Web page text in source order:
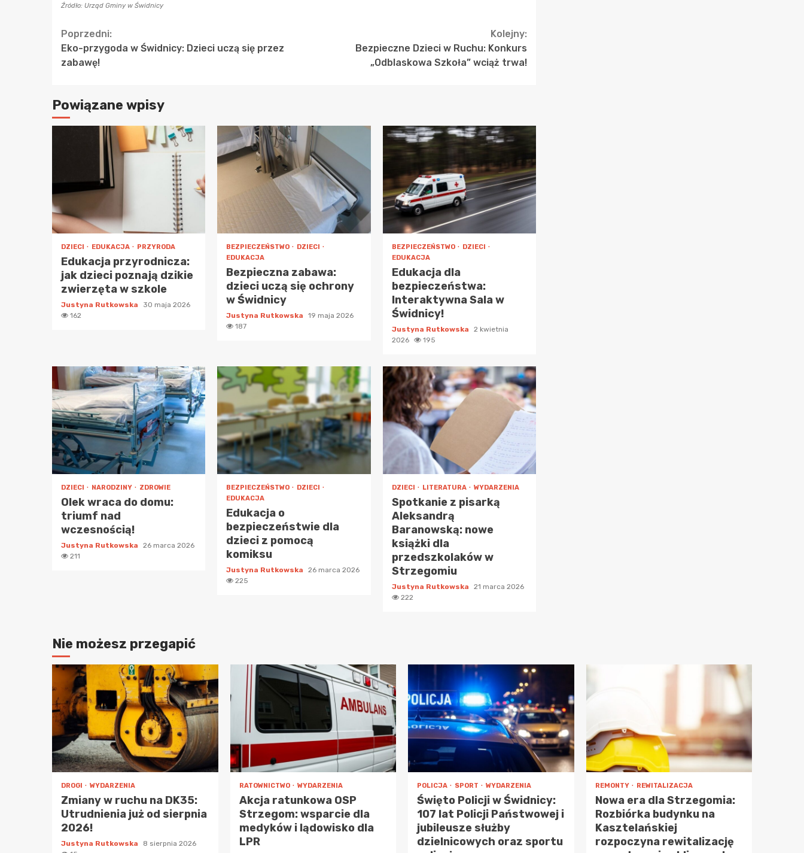
Źródło: Urząd Gminy w Świdnicy
Continue
Reading
Poprzedni:
Eko-przygoda w Świdnicy: Dzieci uczą się przez
zabawę!
Kolejny:
Bezpieczne Dzieci w Ruchu: Konkurs
„Odblaskowa Szkoła” wciąż trwa!
Powiązane wpisy
DZIECI EDUKACJA PRZYRODA
Edukacja przyrodnicza:
jak dzieci poznają dzikie
zwierzęta w szkole
Justyna Rutkowska
30 maja 2026
162
BEZPIECZEŃSTWO
DZIECI
EDUKACJA
Bezpieczna zabawa:
dzieci uczą się ochrony
w Świdnicy
Justyna Rutkowska
19 maja 2026
187
BEZPIECZEŃSTWO
DZIECI
EDUKACJA
Edukacja dla
bezpieczeństwa:
Interaktywna Sala w
Świdnicy!
Justyna Rutkowska
2 kwietnia
2026
195
DZIECI NARODZINY ZDROWIE
Olek wraca do domu:
triumf nad
wczesnością!
Justyna Rutkowska
26 marca 2026
211
BEZPIECZEŃSTWO
DZIECI
EDUKACJA
Edukacja o
bezpieczeństwie dla
dzieci z pomocą
komiksu
Justyna Rutkowska
26 marca 2026
225
DZIECI LITERATURA WYDARZENIA
Spotkanie z pisarką
Aleksandrą
Baranowską: nowe
książki dla
przedszkolaków w
Strzegomiu
Justyna Rutkowska
21 marca 2026
222
Nie możesz przegapić
DROGI WYDARZENIA
Zmiany w ruchu na DK35:
Utrudnienia już od sierpnia
2026!
Justyna Rutkowska
8 sierpnia 2026
RATOWNICTWO WYDARZENIA
Akcja ratunkowa OSP
Strzegom: wsparcie dla
medyków i lądowisko dla
LPR
POLICJA SPORT WYDARZENIA
Święto Policji w Świdnicy:
107 lat Policji Państwowej i
jubileusze służby
dzielnicowych oraz sportu
REMONTY REWITALIZACJA
Nowa era dla Strzegomia:
Rozbiórka budynku na
Kasztelańskiej
rozpoczyna rewitalizację